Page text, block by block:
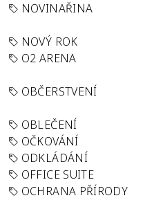
NOVINAŘINA
NOVÝ ROK
O2 ARENA
OBČERSTVENÍ
OBLEČENÍ
OČKOVÁNÍ
ODKLÁDÁNÍ
OFFICE SUITE
OCHRANA PŘÍRODY